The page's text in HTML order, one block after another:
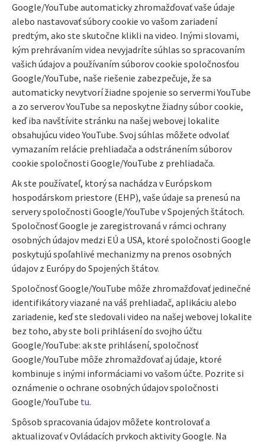
Google/YouTube automaticky zhromažďovať vaše údaje
alebo nastavovať súbory cookie vo vašom zariadení
predtým, ako ste skutočne klikli na video. Inými slovami,
kým prehrávaním videa nevyjadríte súhlas so spracovaním
vašich údajov a používaním súborov cookie spoločnosťou
Google/YouTube, naše riešenie zabezpečuje, že sa
automaticky nevytvorí žiadne spojenie so servermi YouTube
a zo serverov YouTube sa neposkytne žiadny súbor cookie,
keď iba navštívite stránku na našej webovej lokalite
obsahujúcu video YouTube. Svoj súhlas môžete odvolať
vymazaním relácie prehliadača a odstránením súborov
cookie spoločnosti Google/YouTube z prehliadača.
Ak ste používateľ, ktorý sa nachádza v Európskom
hospodárskom priestore (EHP), vaše údaje sa prenesú na
servery spoločnosti Google/YouTube v Spojených štátoch.
Spoločnosť Google je zaregistrovaná v rámci ochrany
osobných údajov medzi EÚ a USA, ktoré spoločnosti Google
poskytujú spoľahlivé mechanizmy na prenos osobných
údajov z Európy do Spojených štátov.
Spoločnosť Google/YouTube môže zhromažďovať jedinečné
identifikátory viazané na váš prehliadač, aplikáciu alebo
zariadenie, keď ste sledovali video na našej webovej lokalite
bez toho, aby ste boli prihlásení do svojho účtu
Google/YouTube: ak ste prihlásení, spoločnosť
Google/YouTube môže zhromažďovať aj údaje, ktoré
kombinuje s inými informáciami vo vašom účte. Pozrite si
oznámenie o ochrane osobných údajov spoločnosti
Google/YouTube tu.
Spôsob spracovania údajov môžete kontrolovať a
aktualizovať v Ovládacích prvkoch aktivity Google. Na